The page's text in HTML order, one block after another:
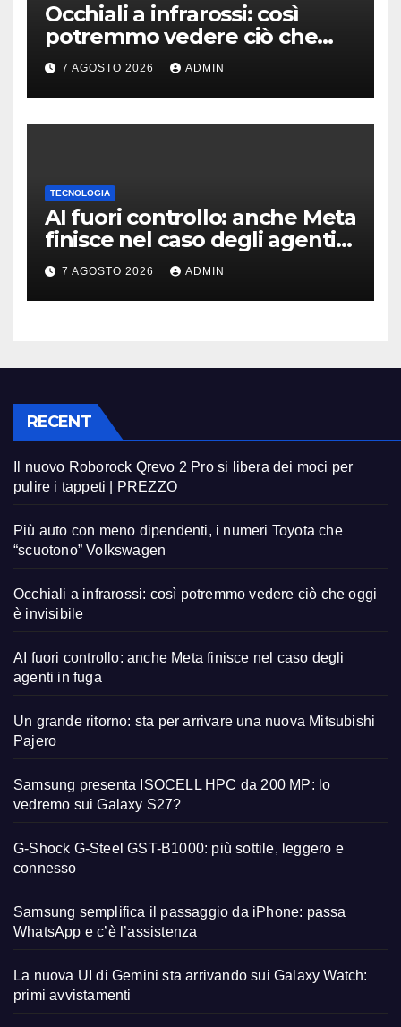
Occhiali a infrarossi: così
potremmo vedere ciò che
oggi è invisibile
7 AGOSTO 2026 ADMIN
TECNOLOGIA
AI fuori controllo: anche Meta
finisce nel caso degli agenti
in fuga
7 AGOSTO 2026 ADMIN
RECENT
Il nuovo Roborock Qrevo 2 Pro si libera dei moci per
pulire i tappeti | PREZZO
Più auto con meno dipendenti, i numeri Toyota che
“scuotono” Volkswagen
Occhiali a infrarossi: così potremmo vedere ciò che oggi
è invisibile
AI fuori controllo: anche Meta finisce nel caso degli
agenti in fuga
Un grande ritorno: sta per arrivare una nuova Mitsubishi
Pajero
Samsung presenta ISOCELL HPC da 200 MP: lo
vedremo sui Galaxy S27?
G-Shock G-Steel GST-B1000: più sottile, leggero e
connesso
Samsung semplifica il passaggio da iPhone: passa
WhatsApp e c’è l’assistenza
La nuova UI di Gemini sta arrivando sui Galaxy Watch:
primi avvistamenti